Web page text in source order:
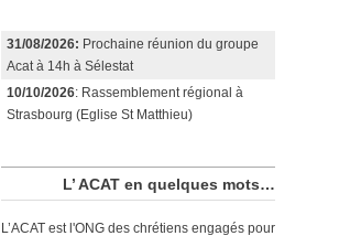
31/08/2026: Prochaine réunion du groupe
Acat à 14h à Sélestat
10/10/2026: Rassemblement régional à
Strasbourg (Eglise St Matthieu)
L’ ACAT en quelques mots…
L’ACAT est l'ONG des chrétiens engagés pour